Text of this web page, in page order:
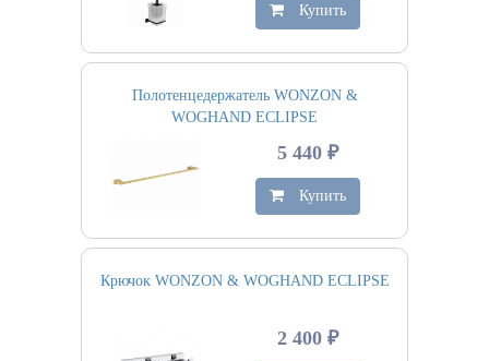
Купить
Полотенцедержатель WONZON &
WOGHAND ECLIPSE
5 440 ₽
Купить
Крючок WONZON & WOGHAND ECLIPSE
2 400 ₽